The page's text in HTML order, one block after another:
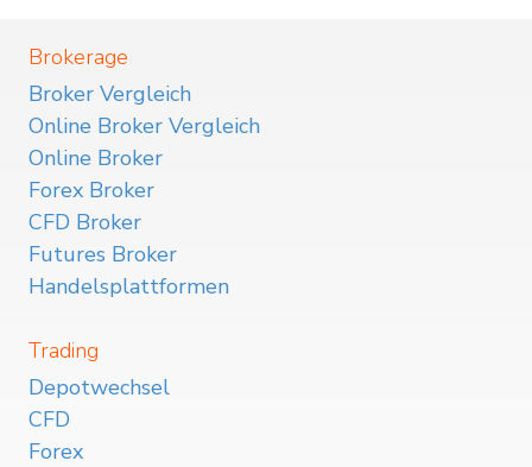
Brokerage
Broker Vergleich
Online Broker Vergleich
Online Broker
Forex Broker
CFD Broker
Futures Broker
Handelsplattformen
Trading
Depotwechsel
CFD
Forex